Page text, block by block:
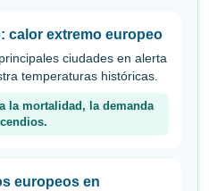
calor extremo europeo
ciudades en alerta
temperaturas históricas.
la mortalidad, la demanda
europeos en